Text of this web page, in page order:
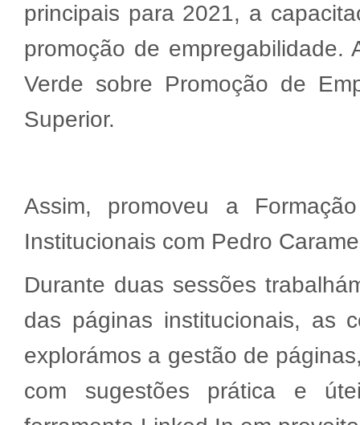
principais para 2021, a
promoção de
Verde sobre Promoção de
Superior.
Assim, promoveu a
Institucionais com Pedro
Durante duas sessões
das páginas institucionais, as
explorámos a gestão de
com sugestões prática e